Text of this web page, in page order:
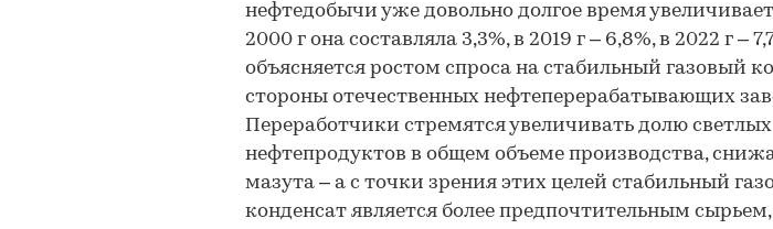
нефтедобычи уже довольно долгое время
2000 г она составляла 3,3%, в 2019 г – 6,8%, в 2022 г –
объясняется ростом спроса на стабильный газовый
стороны отечественных нефтеперерабатывающих
Переработчики стремятся увеличивать долю светлых
нефтепродуктов в общем объеме производства,
мазута – а с точки зрения этих целей стабильный
конденсат является более предпочтительным